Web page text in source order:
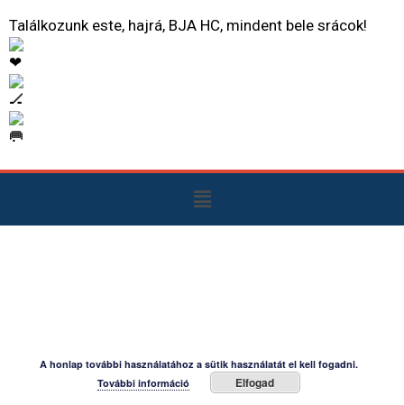
Találkozunk este, hajrá, BJA HC, mindent bele srácok!
A honlap további használatához a sütik használatát el kell fogadni.
További információ
Elfogad